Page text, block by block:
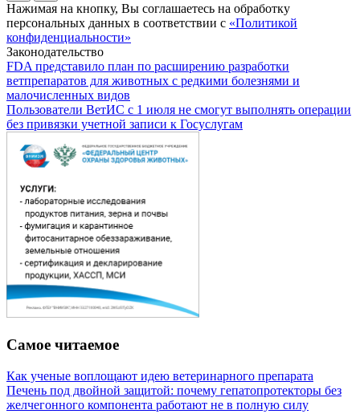
Нажимая на кнопку, Вы соглашаетесь на обработку
персональных данных в соответствии с «Политикой
конфиденциальности»
Законодательство
FDA представило план по расширению разработки
ветпрепаратов для животных с редкими болезнями и
малочисленных видов
Пользователи ВетИС с 1 июля не смогут выполнять операции
без привязки учетной записи к Госуслугам
Самое читаемое
Как ученые воплощают идею ветеринарного препарата
Печень под двойной защитой: почему гепатопротекторы без
желчегонного компонента работают не в полную силу